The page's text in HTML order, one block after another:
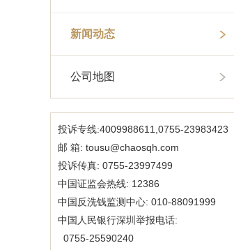
新闻动态
公司地图
投诉专线:4009988611,0755-23983423
邮 箱: tousu@chaosqh.com
投诉传真: 0755-23997499
中国证监会热线: 12386
中国反洗钱监测中心: 010-88091999
中国人民银行深圳举报电话:
0755-25590240